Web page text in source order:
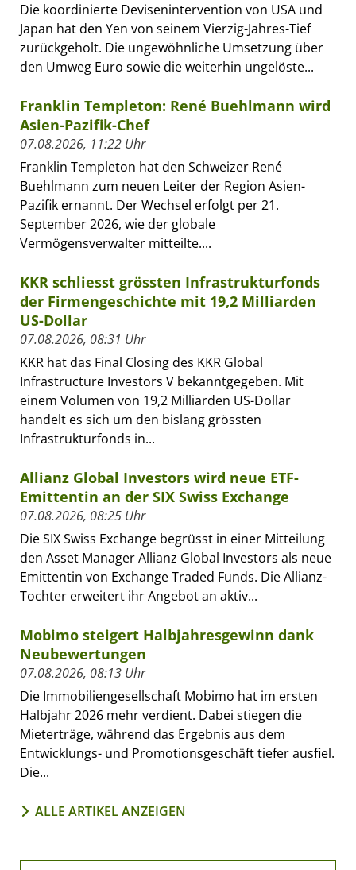
Die koordinierte Devisenintervention von USA und
Japan hat den Yen von seinem Vierzig-Jahres-Tief
zurückgeholt. Die ungewöhnliche Umsetzung über
den Umweg Euro sowie die weiterhin ungelöste...
Franklin Templeton: René Buehlmann wird
Asien-Pazifik-Chef
07.08.2026, 11:22 Uhr
Franklin Templeton hat den Schweizer René
Buehlmann zum neuen Leiter der Region Asien-
Pazifik ernannt. Der Wechsel erfolgt per 21.
September 2026, wie der globale
Vermögensverwalter mitteilte....
KKR schliesst grössten Infrastrukturfonds
der Firmengeschichte mit 19,2 Milliarden
US-Dollar
07.08.2026, 08:31 Uhr
KKR hat das Final Closing des KKR Global
Infrastructure Investors V bekanntgegeben. Mit
einem Volumen von 19,2 Milliarden US-Dollar
handelt es sich um den bislang grössten
Infrastrukturfonds in...
Allianz Global Investors wird neue ETF-
Emittentin an der SIX Swiss Exchange
07.08.2026, 08:25 Uhr
Die SIX Swiss Exchange begrüsst in einer Mitteilung
den Asset Manager Allianz Global Investors als neue
Emittentin von Exchange Traded Funds. Die Allianz-
Tochter erweitert ihr Angebot an aktiv...
Mobimo steigert Halbjahresgewinn dank
Neubewertungen
07.08.2026, 08:13 Uhr
Die Immobiliengesellschaft Mobimo hat im ersten
Halbjahr 2026 mehr verdient. Dabei stiegen die
Mieterträge, während das Ergebnis aus dem
Entwicklungs- und Promotionsgeschäft tiefer ausfiel.
Die...
ALLE ARTIKEL ANZEIGEN